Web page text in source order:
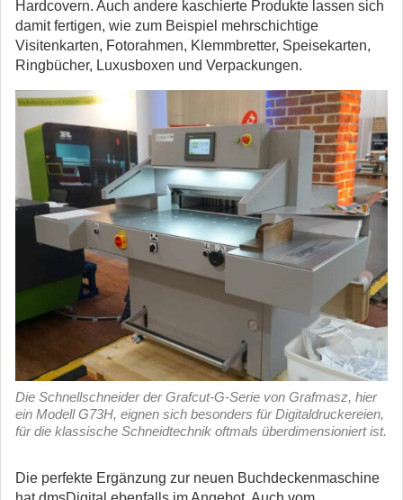
Hardcovern. Auch andere kaschierte Produkte lassen sich
damit fertigen, wie zum Beispiel mehrschichtige
Visitenkarten, Fotorahmen, Klemmbretter, Speisekarten,
Ringbücher, Luxusboxen und Verpackungen.
Die Schnellschneider der Grafcut-G-Serie von Grafmasz, hier
ein Modell G73H, eignen sich besonders für Digitaldruckereien,
für die klassische Schneidtechnik oftmals überdimensioniert ist.
Die perfekte Ergänzung zur neuen Buchdeckenmaschine